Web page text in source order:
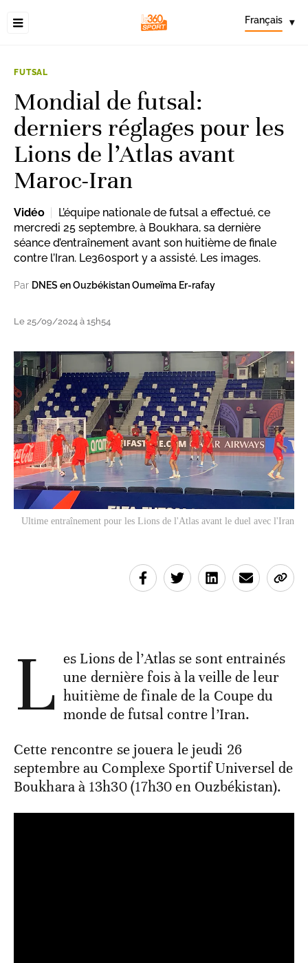
Français ▾
FUTSAL
Mondial de futsal:
derniers réglages pour les
Lions de l’Atlas avant
Maroc-Iran
Vidéo
L’équipe nationale de futsal a effectué, ce
mercredi 25 septembre, à Boukhara, sa dernière
séance d’entraînement avant son huitième de finale
contre l’Iran. Le360sport y a assisté. Les images.
Par DNES en Ouzbékistan Oumeïma Er-rafay
Le 25/09/2024 à 15h54
Ultime entraînement pour les Lions de l'Atlas avant le duel avec l'Iran
L es Lions de l’Atlas se sont entrainés
une dernière fois à la veille de leur
huitième de finale de la Coupe du
monde de futsal contre l’Iran.
Cette rencontre se jouera le jeudi 26
septembre au Complexe Sportif Universel de
Boukhara à 13h30 (17h30 en Ouzbékistan).